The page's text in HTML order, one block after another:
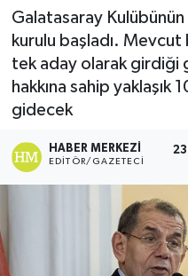
Galatasaray
kurulu başladı.
tek aday olarak girdiği
hakkına sahip yaklaşık
gidecek
HABER MERKEZI
EDITÖR/GAZETECI
Sağlık
Teknoloji
Turizm
Kültür - Sanat
Lider Haber TV
Son Dakika
Haber Arşivi